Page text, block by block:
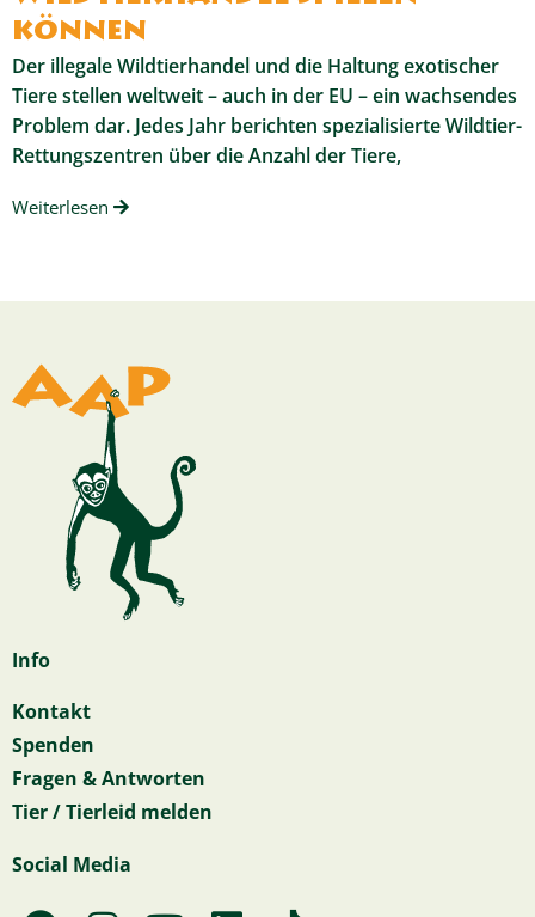
können
Der illegale Wildtierhandel und die Haltung exotischer
Tiere stellen weltweit – auch in der EU – ein wachsendes
Problem dar. Jedes Jahr berichten spezialisierte Wildtier-
Rettungszentren über die Anzahl der Tiere,
Weiterlesen
Info
Kontakt
Spenden
Fragen & Antworten
Tier / Tierleid melden
Social Media